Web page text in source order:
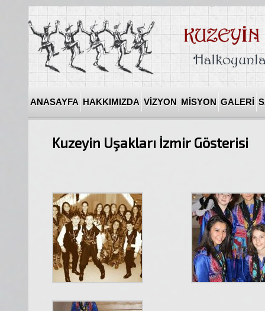
ANASAYFA HAKKIMIZDA VİZYON MİSYON GALERİ
Kuzeyin Uşakları İzmir Gösterisi